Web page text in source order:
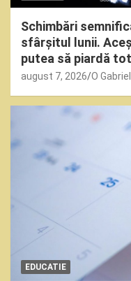
Schimbări
sfârșitul lunii.
putea să piardă
august 7, 2026 O Gabriel
EDUCATIE